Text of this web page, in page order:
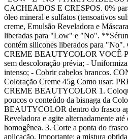
CACHEADOS E CRESPOS. 0%
óleo mineral e sulfatos (tensoativos
creme, Emulsão Reveladora e
liberadas para "Low" e "No".
contém silicones liberados para
CREME BEAUTYCOLOR VOCÊ
sem descoloração prévia; -
intenso; - Cobrir cabelos brancos.
Coloração Creme 45g Como usar:
CREME BEAUTYCOLOR 1.
poucos o conteúdo da bisnaga da
BEAUTYCOLOR dentro do frasco
Reveladora e agite alternadamente
homogênea. 3. Corte a ponta do
aplicação. Importante: a mistura